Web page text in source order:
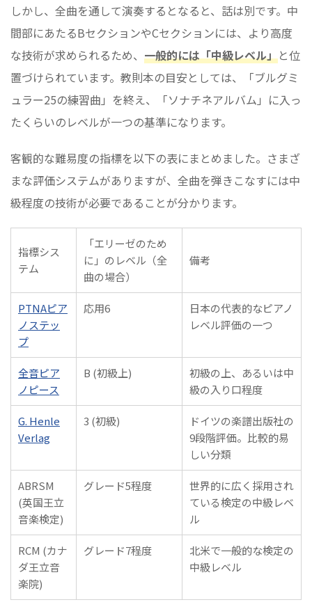
しかし、全曲を通して演奏するとなると、話は別です。中
間部にあたるBセクションやCセクションには、より高度
な技術が求められるため、 一般的には「中級レベル」と位
置づけられています。教則本の目安としては、「ブルグミ
ュラー25の練習曲」を終え、「ソナチネアルバム」に入っ
たくらいのレベルが一つの基準になります。
客観的な難易度の指標を以下の表にまとめました。さまざ
まな評価システムがありますが、全曲を弾きこなすには中
級程度の技術が必要であることが分かります。
指標シス
テム
「エリーゼのため
に」のレベル（全
曲の場合）
備考
PTNAピア
ノステッ
プ
応用6
日本の代表的なピアノ
レベル評価の一つ
全音ピア
ノピース
B (初級上)
初級の上、あるいは中
級の入り口程度
G. Henle
Verlag
3 (初級)
ドイツの楽譜出版社の
9段階評価。比較的易
しい分類
ABRSM
(英国王立
音楽検定)
グレード5程度
世界的に広く採用され
ている検定の中級レベ
ル
RCM (カナ
ダ王立音
楽院)
グレード7程度
北米で一般的な検定の
中級レベル